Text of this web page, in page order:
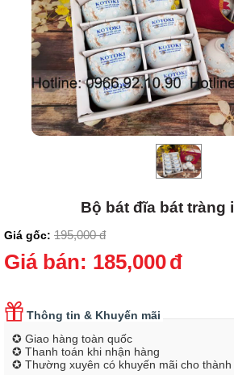
Bộ bát đĩa bát tràng
Giá gốc: 195,000 đ
Giá bán: 185,000đ
Thông tin & Khuyến mãi
✪ Giao hàng toàn quốc
✪ Thanh toán khi nhận hàng
✪ Thường xuyên có khuyến mãi cho thành